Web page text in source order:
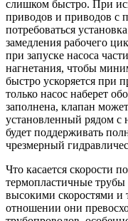
слишком быстро. При
приводов и приводов с
потребоваться
замедления рабочего
при запуске насоса
нагнетания, чтобы
быстро ускоряется при
только насос наберет
заполнена, клапан
установленный рядом с
будет поддерживать
чрезмерный
Что касается скорости
термопластичные
высокими скоростями и
отношении они